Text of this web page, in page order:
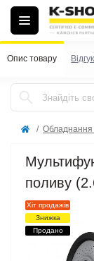
Обладнання
поливу
Хіт продажів
Знижка
Продано
Опис товару